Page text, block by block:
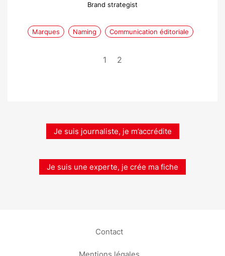
Brand strategist
Marques Naming Communication éditoriale
1 2
Je suis journaliste, je m’accrédite
Je suis une experte, je crée ma fiche
Contact
Mentions légales